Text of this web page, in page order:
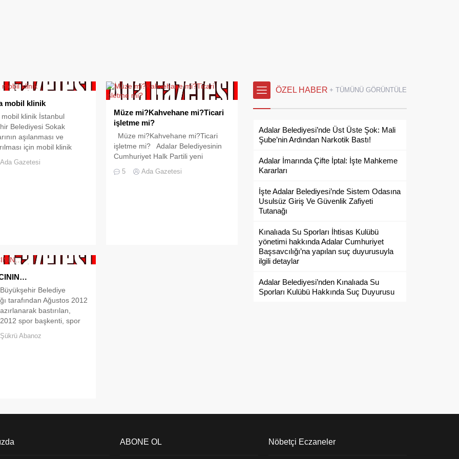
mobil klinik
mobil klinik İstanbul
Belediyesi Sokak
aşılanması ve
için mobil klinik
kısırlaştırma ve
sites/SaglikVeSosyalHizmetler/veteriner/Documents/5199_hayvan_koruma_yonetmelik.doc
Ada Gazetesi
Müze mi?Kahvehane mi?Ticari
işletme mi?
Müze mi?Kahvehane mi?Ticari
işletme mi? Adalar Belediyesinin
Cumhuriyet Halk Partili yeni
amaçları dışında faaliyet gösteren
5 Ada Gazetesi
Belediye
tarafından Ağustos 2012
bastırılan,
spor başkenti, spor
haberleri yalanlarına
Şükrü Abanoz
ÖZEL HABER + TÜMÜNÜ GÖRÜNTÜLE
Adalar Belediyesi’nde Üst Üste Şok: Mali
Şube’nin Ardından Narkotik Bastı!
Adalar İmarında Çifte İptal: İşte Mahkeme
Kararları
İşte Adalar Belediyesi’nde Sistem Odasına
Usulsüz Giriş Ve Güvenlik Zafiyeti
Tutanağı
Kınalıada Su Sporları İhtisas Kulübü
yönetimi hakkında Adalar Cumhuriyet
Başsavcılığı’na yapılan suç duyurusuyla
ilgili detaylar
Adalar Belediyesi’nden Kınalıada Su
Sporları Kulübü Hakkında Suç Duyurusu
ABONE OL Nöbetçi Eczaneler